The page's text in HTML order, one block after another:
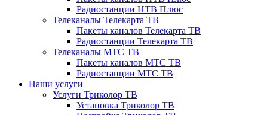
Радиостанции НТВ Плюс
Телеканалы Телекарта ТВ
Пакеты каналов Телекарта ТВ
Радиостанции Телекарта ТВ
Телеканалы МТС ТВ
Пакеты каналов МТС ТВ
Радиостанции МТС ТВ
Наши услуги
Услуги Триколор ТВ
Установка Триколор ТВ